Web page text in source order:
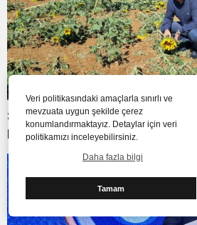
Veri politikasındaki amaçlarla sınırlı ve
mevzuata uygun şekilde çerez
konumlandırmaktayız. Detaylar için veri
politikamızı inceleyebilirsiniz.
Daha fazla bilgi
Tamam
SÜLEYMANPAŞA’DA YAĞAN
KARPUZ TARLALARI BÜYÜK